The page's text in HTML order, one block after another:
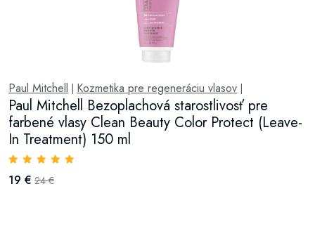
Paul Mitchell Kozmetika pre regeneráciu vlasov
Paul Mitchell Bezoplachová starostlivosť pre
farbené vlasy Clean Beauty Color Protect (Leave-
In Treatment) 150 ml
19 € 24 €